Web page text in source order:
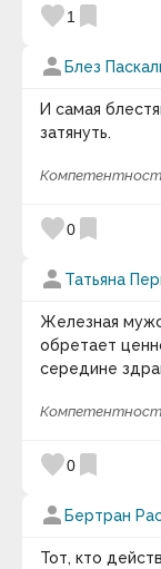
favorite1 bookmark
person Блез
И самая
затянуть.
favorite0 bookmark
person Татьяна
Железная
обретает
середине
favorite0 bookmark
person Бертран
Тот, кто